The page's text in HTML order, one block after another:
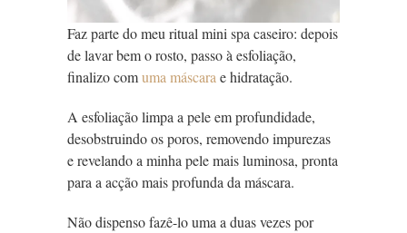
Faz parte do meu ritual mini spa caseiro: depois
de lavar bem o rosto, passo à esfoliação,
finalizo comuma máscarae hidratação.
A esfoliação limpa a pele em profundidade,
desobstruindoos poros, removendo impurezas
e revelando a minha pele mais luminosa, pronta
para a acção mais profunda da máscara.
Não dispenso fazê-lo uma a duas vezes por